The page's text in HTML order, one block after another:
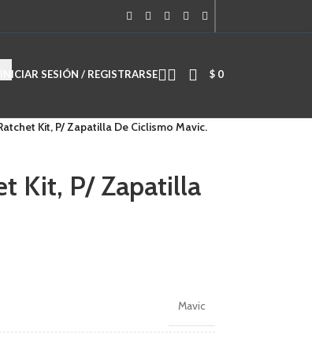
hay resultados autocompletados, puedes utilizar las
INICIAR SESIÓN / REGISTRARSE $ 0
Kit, P/ Zapatilla De Ciclismo Mavic.
Kit, P/ Zapatilla
Mavic